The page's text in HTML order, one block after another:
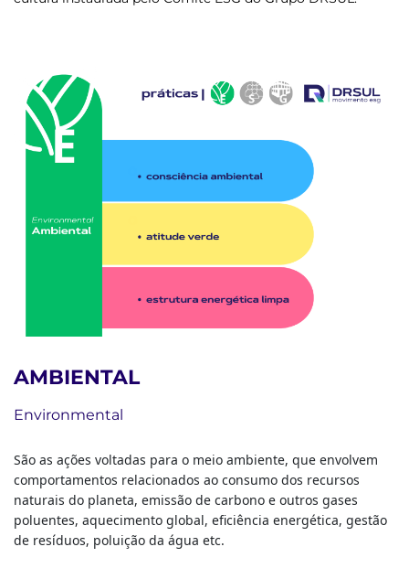
AMBIENTAL
Environmental
São as ações voltadas para o meio ambiente, que envolvem
comportamentos relacionados ao consumo dos recursos
naturais do planeta, emissão de carbono e outros gases
poluentes, aquecimento global, eficiência energética, gestão
de resíduos, poluição da água etc.